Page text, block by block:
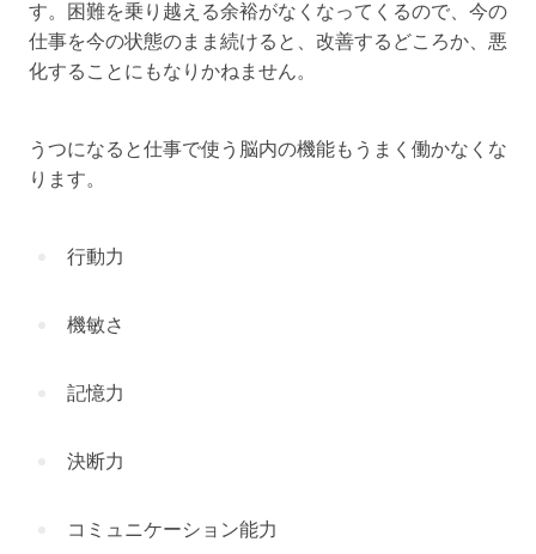
す。困難を乗り越える余裕がなくなってくるので、今の
仕事を今の状態のまま続けると、改善するどころか、悪
化することにもなりかねません。
うつになると仕事で使う脳内の機能もうまく働かなくな
ります。
行動力
機敏さ
記憶力
決断力
コミュニケーション能力